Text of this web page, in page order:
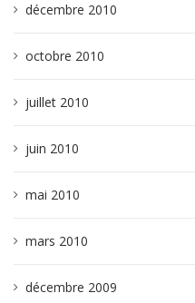
décembre 2010
octobre 2010
juillet 2010
juin 2010
mai 2010
mars 2010
décembre 2009